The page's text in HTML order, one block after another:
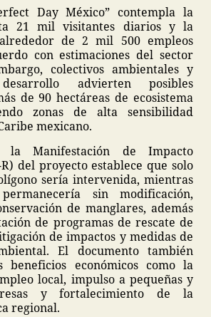
Day México” contempla la
21 mil visitantes diarios y la
de 2 mil 500 empleos
con estimaciones del sector
colectivos ambientales y
advierten posibles
de 90 hectáreas de ecosistema
zonas de alta sensibilidad
mexicano.
Manifestación de Impacto
del proyecto establece que solo
sería intervenida, mientras
sin modificación,
de manglares, además
de programas de rescate de
de impactos y medidas de
El documento también
beneficios económicos como la
local, impulso a pequeñas y
y fortalecimiento de la
regional.